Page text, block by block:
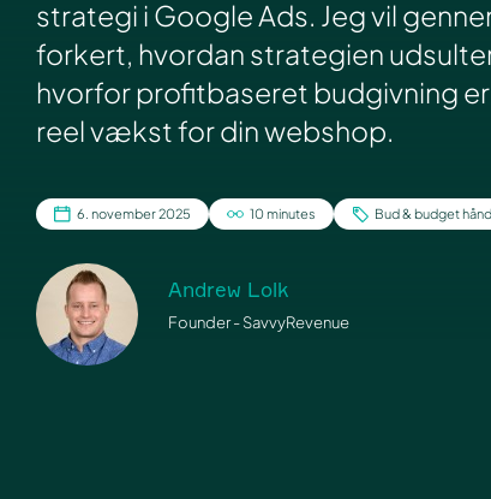
strategi i Google Ads. Jeg vil
forkert, hvordan strategien
hvorfor profitbaseret budgivning
reel vækst for din webshop.
6. november 2025 10 minutes Bud & budget
Andrew Lolk
Founder - SavvyRevenue